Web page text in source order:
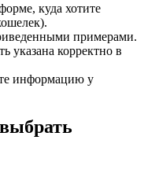
куда хотите
примерами.
указана корректно в
информацию у